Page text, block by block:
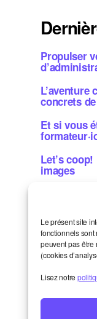
Le présent site
fonctionnels sont
peuvent pas être
(cookies
Lisez notre
Propulser
concrets
Et si vous
Let’s
images
Métiers
concrète?
Smart et moi
Un oeil sur le monde
Contact
© 2026